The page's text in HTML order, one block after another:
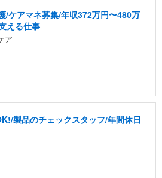
/ケアマネ募集/年収372万円〜480万
える仕事
ア
製品のチェックスタッフ/年間休日